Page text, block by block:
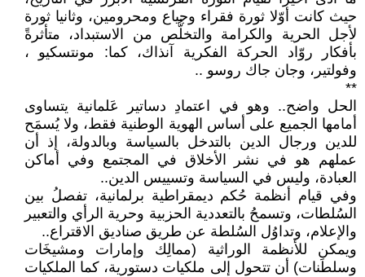
حيث كانت أوّلا ثورة فقراء وجياع ومحرومين، وثانيا ثورة
لأجل الحرية والكرامة والتخلُّص من الاستبداد، متأثرةً
بأفكار روّاد الحركة الفكرية آنذاك، كما: مونتسكيو ،
وفولتير، وجان جاك روسو ..
**
الحل واضح.. وهو في اعتمادِ دساتير عَلمانية يتساوى
أمامها الجميع على أساس الهوية الوطنية فقط، ولا يُسمَح
للدين ورجال الدين بالتدخل بالسياسة وبالدولة، إذ أن
عملهم هو في نشر الأخلاق في المجتمع وفي أماكن
العبادة، وليس في السياسة وتسييس الدين..
وفي قيام أنظمة حُكم ديمقراطية برلمانية، تفصلُ بين
السُلطات، وتسمحُ بالتعددية الحزبية وحرية الرأي والتعبير
والإعلام، وتداوُل السُلطة عن طريق صناديق الاقتراع..
ويمكن للأنظمة الوراثية (ممالِك وإمارات ومشيخَات
وسلطَنات) أن تتحول إلى ملكيات دستورية، كما الملكيات